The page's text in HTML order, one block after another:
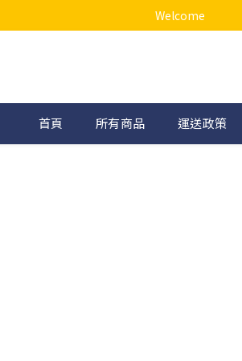
Welcome
首頁 所有商品 運送政策